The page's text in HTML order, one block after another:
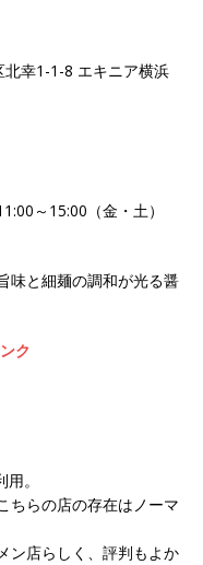
北幸1-1-8 エキニア横浜
～15:00（金・土）
と細麺の調和が光る醤
ク
。
ちらの店の存在はノーマ
ン店らしく、評判もよか